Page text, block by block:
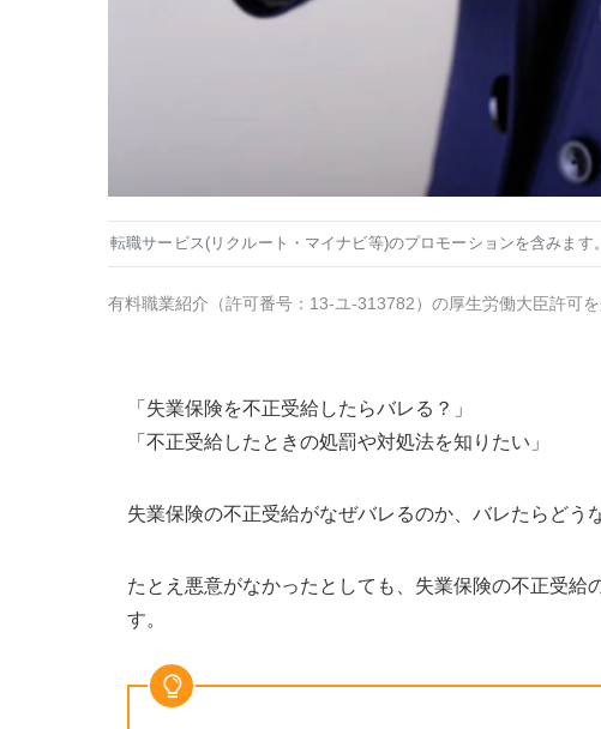
転職サービス(リクルート・マイナビ等)のプロモーションを含みます。
有料職業紹介 （許可番号：13-ユ-313782）の厚生労働大臣許可
「失業保険を不正受給したらバレる？」
「不正受給したときの処罰や対処法を知りたい」
失業保険の不正受給がなぜバレるのか、バレたらどう
たとえ悪意がなかったとしても、失業保険の不正受
す。